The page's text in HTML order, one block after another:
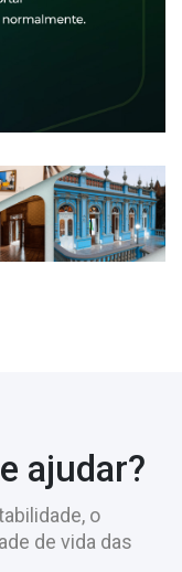
ajudar?
o
de vida das